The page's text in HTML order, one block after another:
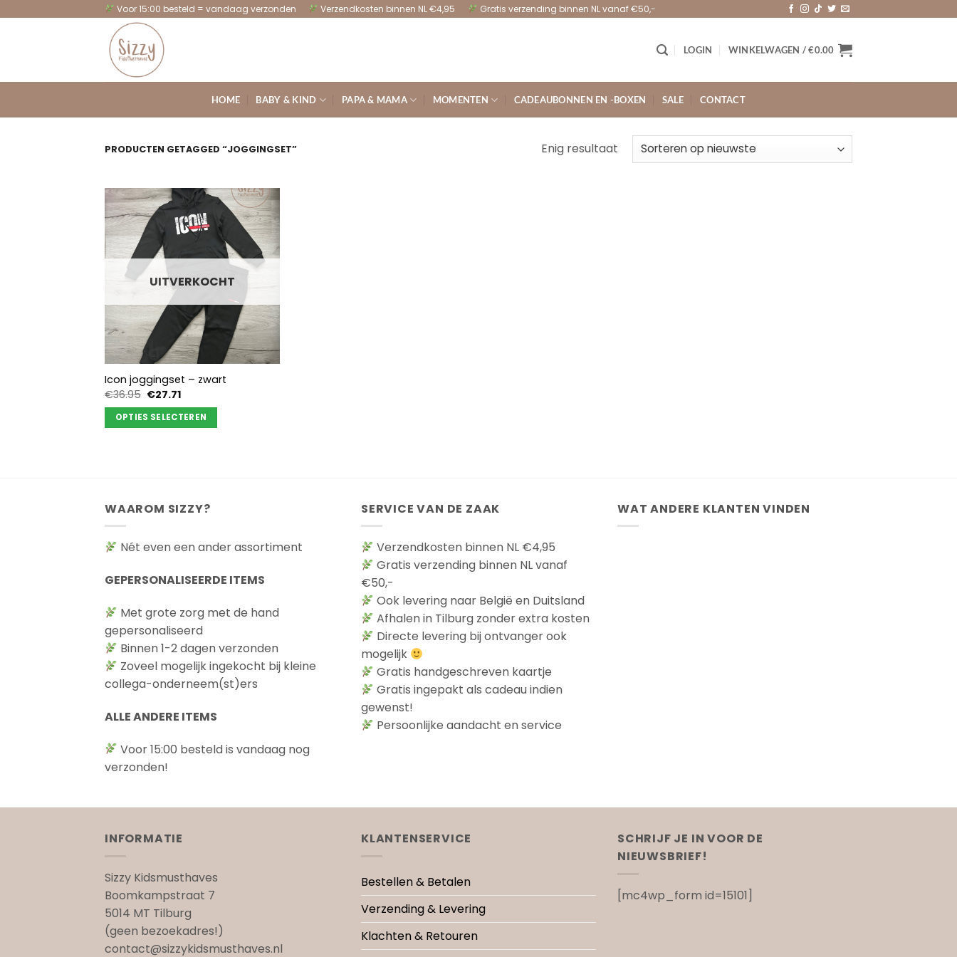
Voor 15:00 besteld = vandaag verzonden Verzendkosten binnen NL €4,95 Gratis verzending binnen NL vanaf €50,-
LOGIN WINKELWAGEN /€0.00
HOME BABY & KIND PAPA & MAMA MOMENTEN CADEAUBONNEN EN -BOXEN SALE CONTACT
PRODUCTEN GETAGGED “JOGGINGSET” Enig resultaat
UITVERKOCHT
Icon joggingset – zwart
€36.95 Oorspronkelijke
was:
€36.95.
€27.71
is:
€27.71.
OPTIES SELECTEREN
Deze
kan
worden
de
productpagina
WAAROM SIZZY?
Nét even een ander assortiment
GEPERSONALISEERDE ITEMS
Met grote zorg met de hand
gepersonaliseerd
Binnen 1-2 dagen verzonden
Zoveel mogelijk ingekocht bij kleine
collega-onderneem(st)ers
ALLE ANDERE ITEMS
Voor 15:00 besteld is vandaag nog
verzonden!
SERVICE VAN DE ZAAK
Verzendkosten binnen NL €4,95
Gratis verzending binnen NL vanaf
€50,-
Ook levering naar België en Duitsland
Afhalen in Tilburg zonder extra kosten
Directe levering bij ontvanger ook
mogelijk
Gratis handgeschreven kaartje
Gratis ingepakt als cadeau indien
gewenst!
Persoonlijke aandacht en service
WAT ANDERE KLANTEN VINDEN
INFORMATIE
Sizzy Kidsmusthaves
Boomkampstraat 7
5014 MT Tilburg
(geen bezoekadres!)
contact@sizzykidsmusthaves.nl
KLANTENSERVICE
Bestellen & Betalen
Verzending & Levering
Klachten & Retouren
SCHRIJF JE IN VOOR DE
NIEUWSBRIEF!
[mc4wp_form id=15101]